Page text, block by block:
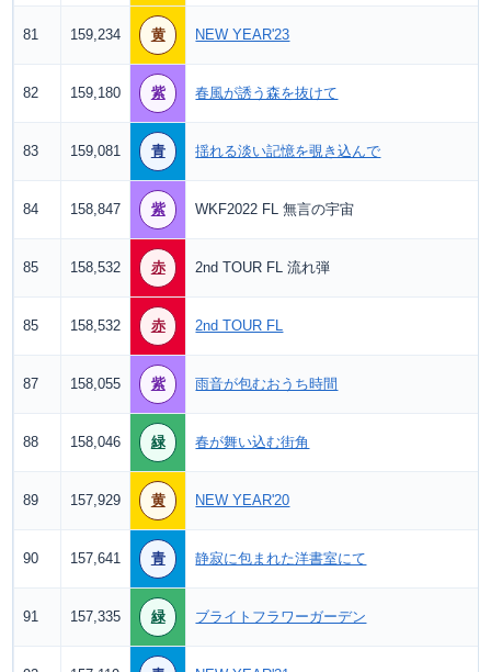
81 159,234 黄 NEW YEAR'23
82 159,180 紫 春風が誘う森を抜けて
83 159,081 青 揺れる淡い記憶を覗き込んで
84 158,847 紫 WKF2022 FL 無言の宇宙
85 158,532 赤 2nd TOUR FL 流れ弾
85 158,532 赤 2nd TOUR FL
87 158,055 紫 雨音が包むおうち時間
88 158,046 緑 春が舞い込む街角
89 157,929 黄 NEW YEAR'20
90 157,641 青 静寂に包まれた洋書室にて
91 157,335 緑 ブライトフラワーガーデン